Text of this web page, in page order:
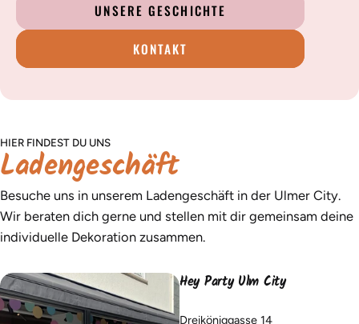
UNSERE GESCHICHTE
KONTAKT
HIER FINDEST DU UNS
Ladengeschäft
Besuche uns in unserem Ladengeschäft in der Ulmer City.
Wir beraten dich gerne und stellen mit dir gemeinsam deine
individuelle Dekoration zusammen.
Hey Party Ulm City
Dreiköniggasse 14